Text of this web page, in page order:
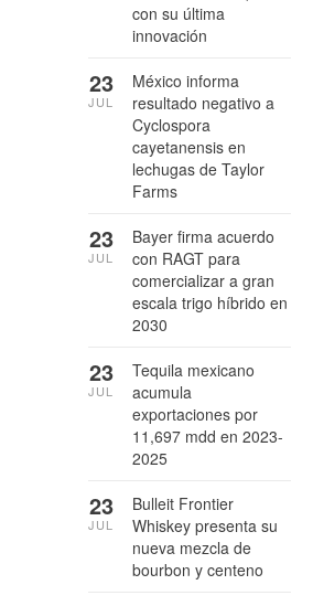
con su última
innovación
México informa
resultado negativo a
Cyclospora
cayetanensis en
lechugas de Taylor
Farms
23
JUL
Bayer firma acuerdo
con RAGT para
comercializar a gran
escala trigo híbrido en
2030
23
JUL
Tequila mexicano
acumula
exportaciones por
11,697 mdd en 2023-
2025
23
JUL
Bulleit Frontier
Whiskey presenta su
nueva mezcla de
bourbon y centeno
23
JUL